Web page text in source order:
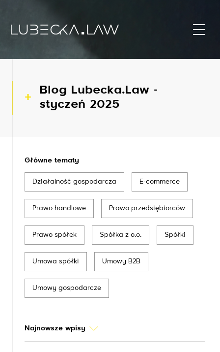
Blog Lubecka.Law -
styczeń 2025
Główne tematy
Działalność gospodarcza E-commerce
Prawo handlowe Prawo przedsiębiorców
Prawo spółek Spółka z o.o. Spółki
Umowa spółki Umowy B2B
Umowy gospodarcze
Najnowsze wpisy